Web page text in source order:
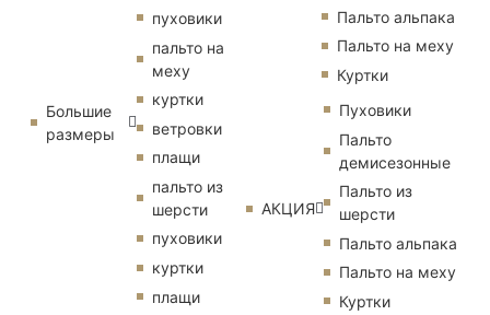
Большие
размеры
пуховики
пальто на
меху
куртки
ветровки
плащи
пальто из
шерсти
пуховики
куртки
плащи
Пальто альпака
Пальто на меху
Куртки
АКЦИЯ
Пуховики
Пальто
демисезонные
Пальто из
шерсти
Пальто альпака
Пальто на меху
Куртки